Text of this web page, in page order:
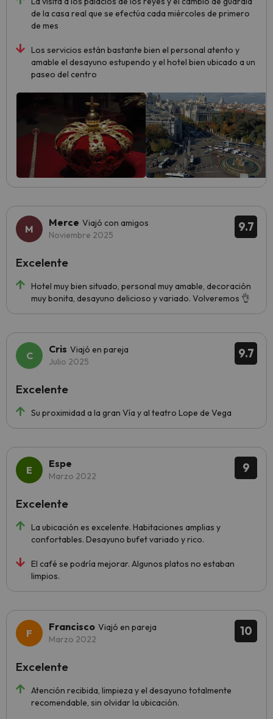
de la casa real que se efectúa cada miércoles de primero
de mes
Los servicios están bastante bien el personal atento y
amable el desayuno estupendo y el hotel bien ubicado a un
paseo del centro
9.7
Merce Viajó con amigos
Noviembre 2025
Hotel muy bien situado, personal muy amable, decoración
muy bonita, desayuno delicioso y variado. Volveremos 👌
Excelente
9.7
Cris Viajó en pareja
Julio 2025
Su proximidad a la gran Vía y al teatro Lope de Vega
Excelente
9
Espe
Marzo 2022
La ubicación es excelente. Habitaciones amplias y
confortables. Desayuno bufet variado y rico.
El café se podría mejorar. Algunos platos no estaban
limpios.
Excelente
10
Francisco Viajó en pareja
Marzo 2022
Atención recibida, limpieza y el desayuno totalmente
recomendable, sin olvidar la ubicación.
Excelente